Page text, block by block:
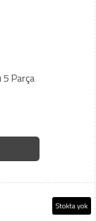
5 Parça
Stokta yok